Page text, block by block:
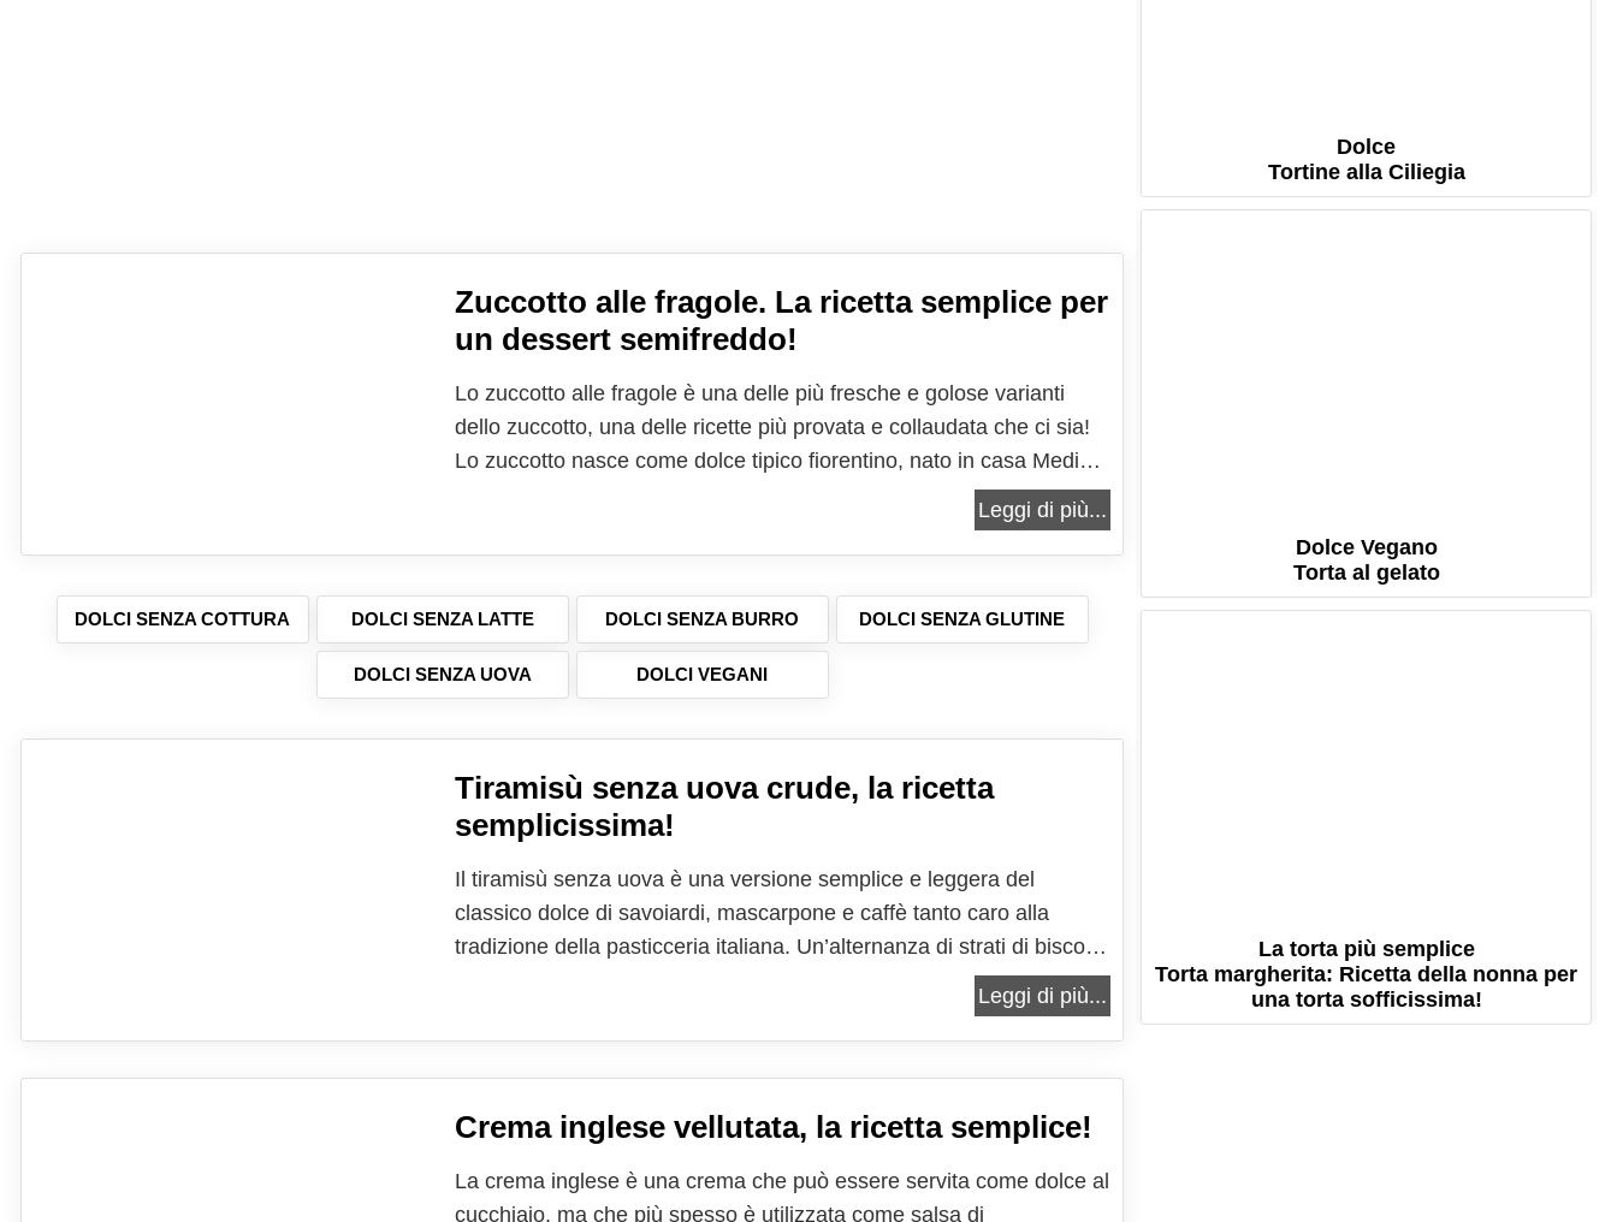
Zuccotto alle fragole. La ricetta semplice per
un dessert semifreddo!
Lo zuccotto alle fragole è una delle più fresche e golose varianti
dello zuccotto, una delle ricette più provata e collaudata che ci sia!
Lo zuccotto nasce come dolce tipico fiorentino, nato in casa Medici.
La versione originaria dello zuccotto prevede ingredienti molto
Leggi di più...
DOLCI SENZA COTTURA DOLCI SENZA LATTE DOLCI SENZA BURRO DOLCI SENZA GLUTINE
DOLCI SENZA UOVA DOLCI VEGANI
Tiramisù senza uova crude, la ricetta
semplicissima!
Il tiramisù senza uova è una versione semplice e leggera del
classico dolce di savoiardi, mascarpone e caffè tanto caro alla
tradizione della pasticceria italiana. Un’alternanza di strati di biscotti
inzuppati nel caffè con crema delicata al mascarpone e cacao. Un
Leggi di più...
Crema inglese vellutata, la ricetta semplice!
La crema inglese è una crema che può essere servita come dolce al
cucchiaio, ma che più spesso è utilizzata come salsa di
Dolce
Tortine alla Ciliegia
Dolce Vegano
Torta al gelato
La torta più semplice
Torta margherita: Ricetta della nonna per
una torta sofficissima!